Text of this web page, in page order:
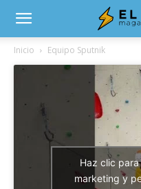
Inicio Equipo Sputnik
Haz clic
marketing y